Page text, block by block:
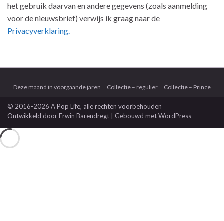
het gebruik daarvan en andere gegevens (zoals aanmelding
voor de nieuwsbrief) verwijs ik graag naar de
Privacyverklaring.
Deze maand in voorgaande jaren Collectie – regulier Collectie – Prince
© 2016-2026 A Pop Life, alle rechten voorbehouden
Ontwikkeld doorErwin Barendregt | Gebouwd metWordPress